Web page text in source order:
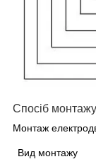
Спосіб
Монтаж
Вид монтажу